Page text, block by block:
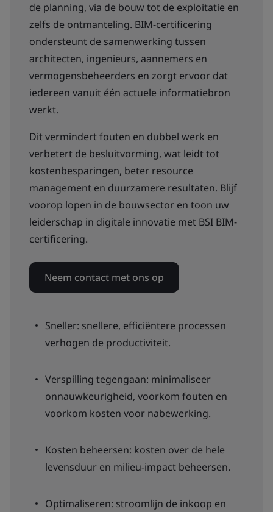
de planning, via de bouw tot de exploitatie en
zelfs de ontmanteling. BIM-certificering
ondersteunt de samenwerking tussen
architecten, ingenieurs, aannemers en
vermogensbeheerders en zorgt ervoor dat
iedereen vanuit één actuele informatiebron
werkt.
Dit vermindert fouten en dubbel werk en
verbetert de besluitvorming, wat leidt tot
kostenbesparingen, beter resource
management en duurzamere resultaten. Blijf
voorop lopen in de bouwsector en toon uw
leiderschap in digitale innovatie met BSI BIM-
certificering.
Neem contact met ons op
Sneller: snellere, efficiëntere processen
verhogen de productiviteit.
Verspilling tegengaan: minimaliseer
onnauwkeurigheid, voorkom fouten en
voorkom kosten voor nabewerking.
Kosten beheersen: kosten over de hele
levensduur en milieu-impact beheersen.
Optimaliseren: stroomlijn de inkoop en